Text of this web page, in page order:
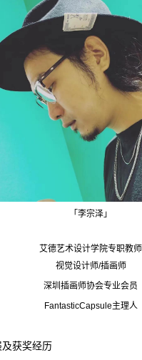
「李宗泽」
艾德艺术设计学院专职教师
视觉设计师/插画师
深圳插画师协会专业会员
FantasticCapsule主理人
及获奖经历